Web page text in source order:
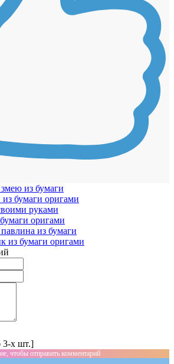
из бумаги
из бумаги оригами
руками
оригами
из бумаги
из бумаги оригами
3-х шт.]
чтобы отправить комментарий